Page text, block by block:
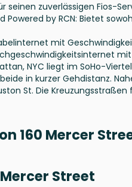
seinen zuverlässigen Fios-
Powered by RCN: Bietet
mit
NYC liegt im SoHo-
in kurzer Gehdistanz.
St. Die
160 Mercer
Street